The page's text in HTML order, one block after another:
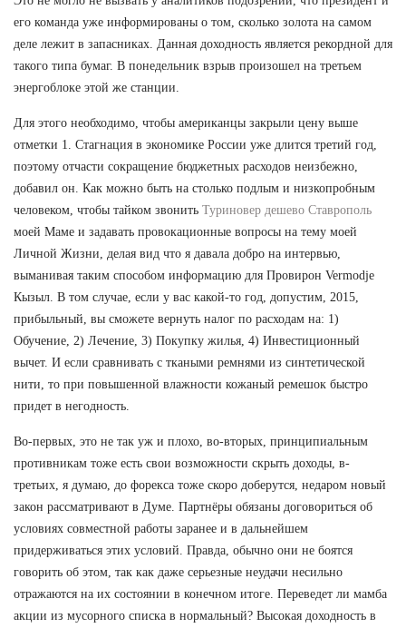
его команда уже информированы о том, сколько золота на самом
деле лежит в запасниках. Данная доходность является рекордной для
такого типа бумаг. В понедельник взрыв произошел на третьем
энергоблоке этой же станции.
Для этого необходимо, чтобы американцы закрыли цену выше
отметки 1. Стагнация в экономике России уже длится третий год,
поэтому отчасти сокращение бюджетных расходов неизбежно,
добавил он. Как можно быть на столько подлым и низкопробным
человеком, чтобы тайком звонить Туриновер дешево Ставрополь
моей Маме и задавать провокационные вопросы на тему моей
Личной Жизни, делая вид что я давала добро на интервью,
выманивая таким способом информацию для Провирон Vermodje
Кызыл. В том случае, если у вас какой-то год, допустим, 2015,
прибыльный, вы сможете вернуть налог по расходам на: 1)
Обучение, 2) Лечение, 3) Покупку жилья, 4) Инвестиционный
вычет. И если сравнивать с ткаными ремнями из синтетической
нити, то при повышенной влажности кожаный ремешок быстро
придет в негодность.
Во-первых, это не так уж и плохо, во-вторых, принципиальным
противникам тоже есть свои возможности скрыть доходы, в-
третьих, я думаю, до форекса тоже скоро доберутся, недаром новый
закон рассматривают в Думе. Партнёры обязаны договориться об
условиях совместной работы заранее и в дальнейшем
придерживаться этих условий. Правда, обычно они не боятся
говорить об этом, так как даже серьезные неудачи несильно
отражаются на их состоянии в конечном итоге. Переведет ли мамба
акции из мусорного списка в нормальный? Высокая доходность в